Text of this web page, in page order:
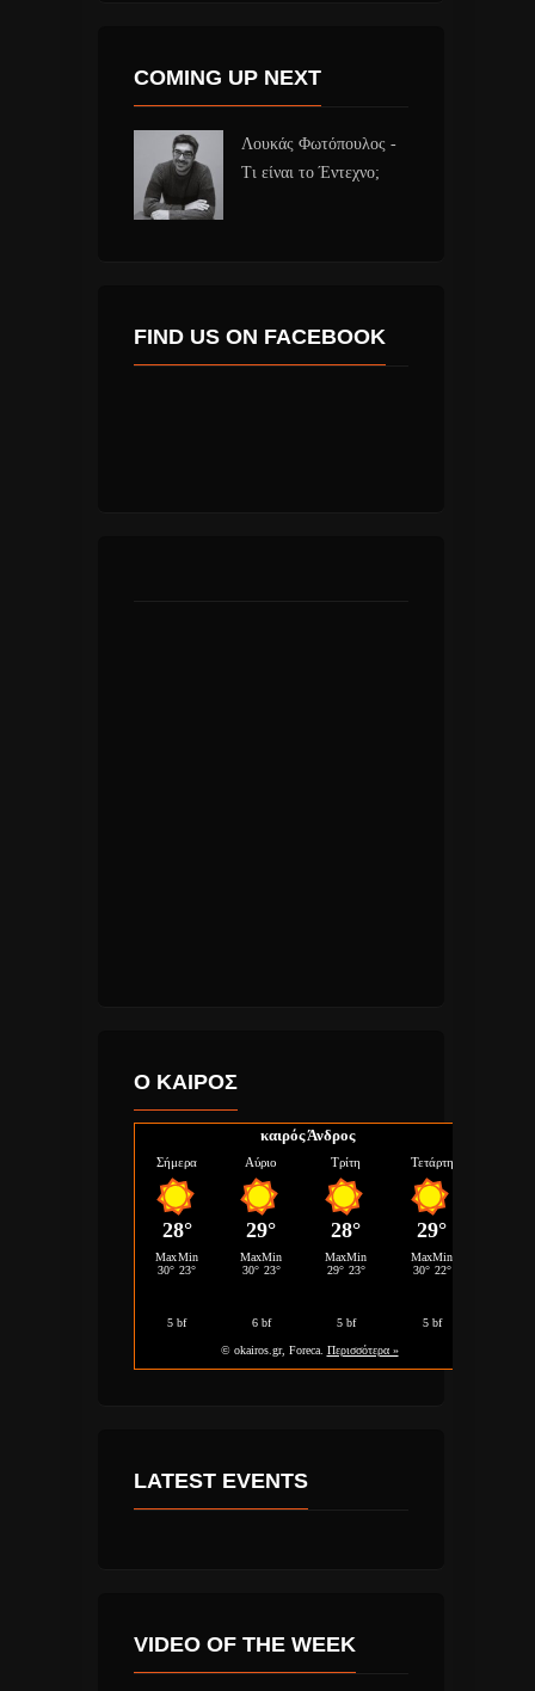
COMING UP NEXT
Λουκάς Φωτόπουλος -
Τι είναι το Έντεχνο;
FIND US ON FACEBOOK
Ο ΚΑΙΡΟΣ
καιρός Άνδρος
LATEST EVENTS
VIDEO OF THE WEEK